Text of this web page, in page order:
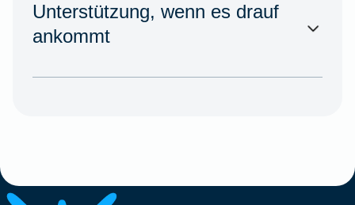
Unterstützung, wenn es drauf
ankommt